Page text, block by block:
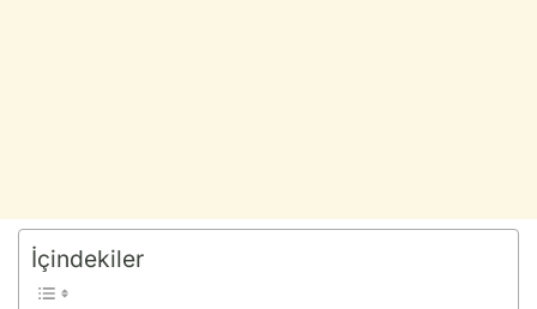
İçindekiler